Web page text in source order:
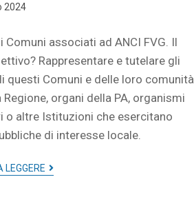
2024
Comuni associati ad ANCI FVG. Il
Rappresentare e tutelare gli
questi Comuni e delle loro comunità
organi della PA, organismi
o altre Istituzioni che esercitano
di interesse locale.
LEGGERE